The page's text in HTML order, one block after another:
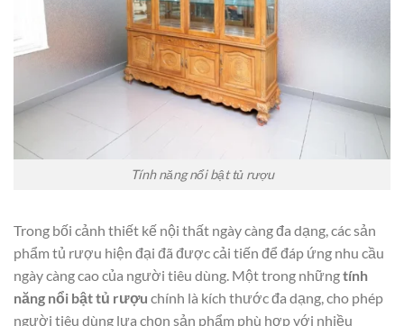
Tính năng nổi bật tủ rượu
Trong bối cảnh thiết kế nội thất ngày càng đa dạng, các sản
phẩm tủ rượu hiện đại đã được cải tiến để đáp ứng nhu cầu
ngày càng cao của người tiêu dùng. Một trong nhữngtính
năng nổi bật tủ rượu chính là kích thước đa dạng, cho phép
người tiêu dùng lựa chọn sản phẩm phù hợp với nhiều